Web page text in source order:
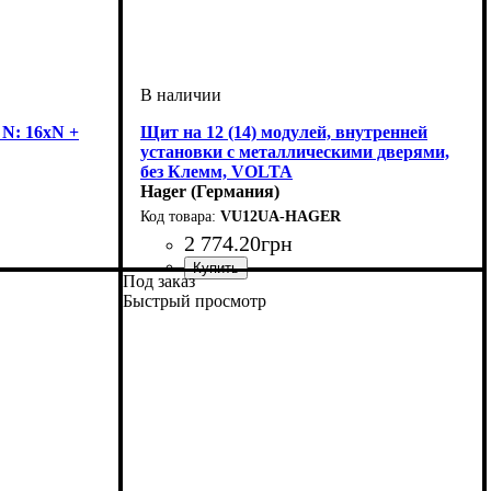
16xN +
Щит на 12 (14) модулей, внутренней
установки с металлическими дверями,
без Клемм, VOLTA
Hager (Германия)
VU12UA-HAGER
2 774.20грн
Тип изделия
Монтаж
Материал
Внутреннее наполнение
Количество модулей
Количество рядов
Дверца
Высота
Ширина
Глубина
Пылевлагозащита
Серия: Volta
Под заказ
Быстрый просмотр